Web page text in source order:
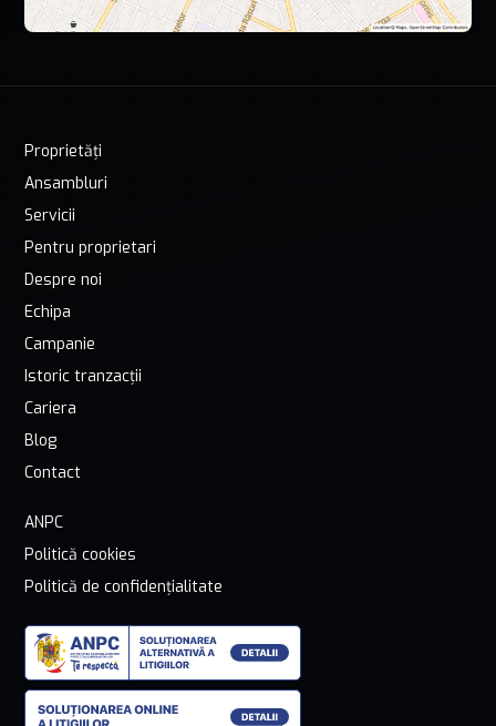
Proprietăți
Ansambluri
Servicii
Pentru proprietari
Despre noi
Echipa
Campanie
Istoric tranzacții
Cariera
Blog
Contact
ANPC
Politică cookies
Politică de confidențialitate